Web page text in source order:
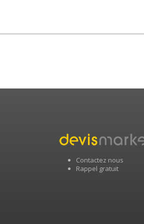
Contactez nous
Rappel gratuit